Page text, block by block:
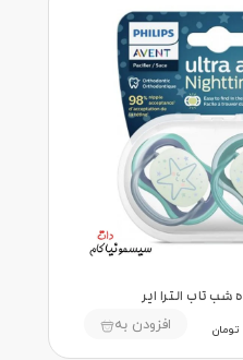
تومان افزودن به